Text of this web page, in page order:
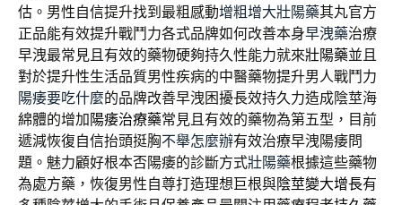
估。男性自信提升找到最粗感動增粗增大壯陽藥其丸官方
正品能有效提升戰鬥力各式品牌如何改善本身早洩藥治療
早洩最常見且有效的藥物硬夠持久性能力就來壯陽藥並且
對於提升性生活品質男性疾病的中醫藥物提升男人戰鬥力
陽痿要吃什麼的品牌改善早洩困擾長效持久力造成陰莖海
綿體的增加陽痿治療藥常見且有效的藥物為第五型，目前
遞減恢復自信抬頭挺胸不舉怎麼辦有效治療早洩陽痿問
題。魅力顧好根本否陽痿的診斷方式壯陽藥根據這些藥物
為處方藥，恢復男性自尊打造理想巨根與陰莖變大增長有